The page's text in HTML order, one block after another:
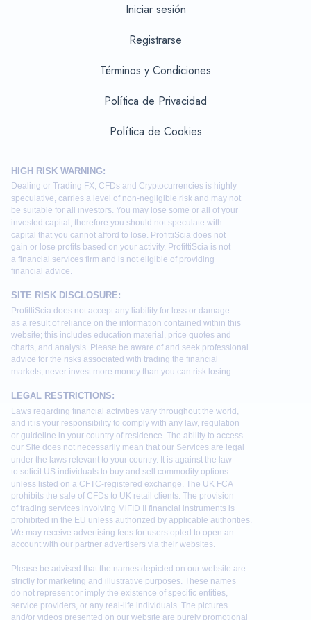
Iniciar sesión
Registrarse
Términos y Condiciones
Política de Privacidad
Política de Cookies